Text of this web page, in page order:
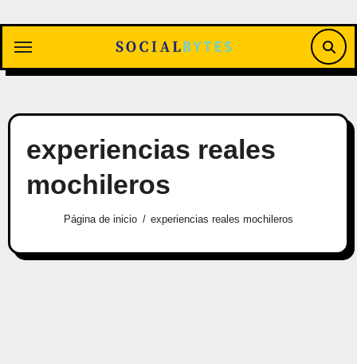
contenido
experiencias reales
mochileros
Página de inicio experiencias reales mochileros